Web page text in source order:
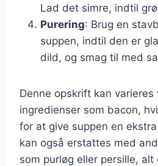
Lad det simre, indtil
Purering: Brug en
suppen, indtil den er
dild, og smag til med
Denne opskrift kan
ingredienser som bacon,
for at give suppen en
kan også erstattes med
som purløg eller persille,